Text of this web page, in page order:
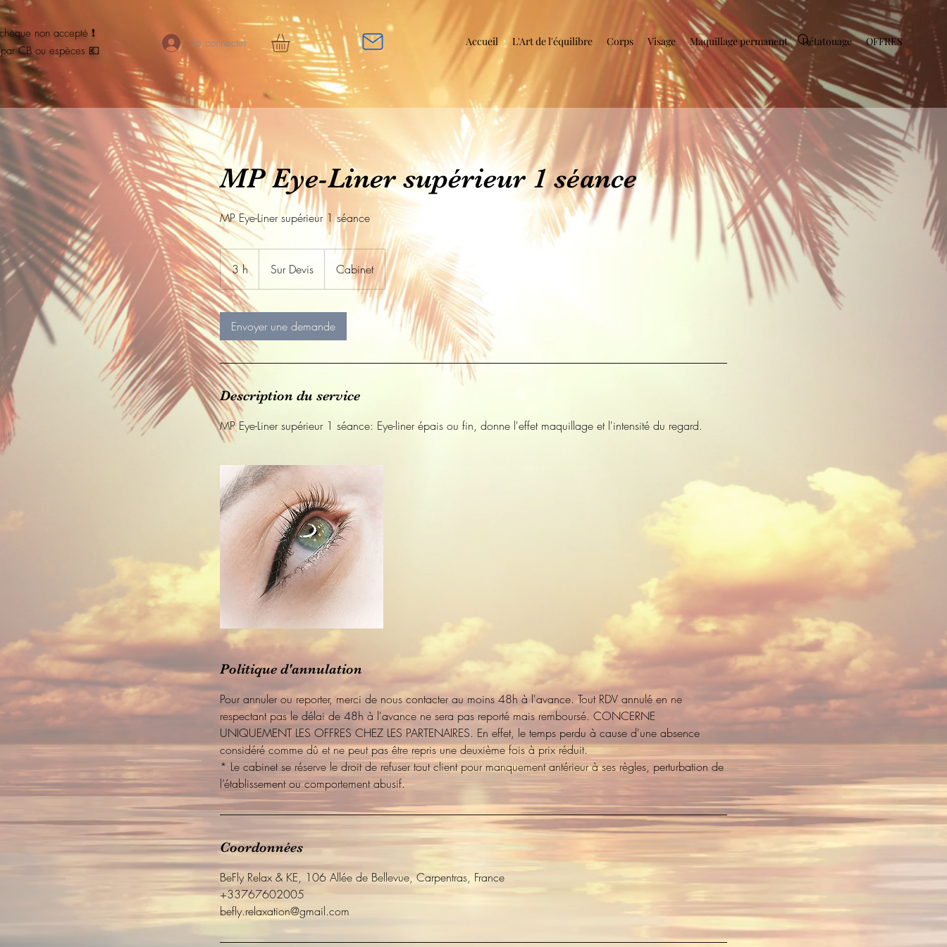
non accepté ❗️
CB ou espèces 💶
Se connecter Accueil L'Art de l'équilibre Corps Visage Maquillage permanent Détatouage OFFRES
MP Eye-Liner supérieur 1 séance
MP Eye-Liner supérieur 1 séance
3 h3
h
Sur Devis Cabinet
Envoyer une demande
Description du service
MP Eye-Liner supérieur 1 séance: Eye-liner épais ou fin, donne l'effet maquillage et l'intensité du regard.
Politique d'annulation
Pour annuler ou reporter, merci de nous contacter au moins 48h à l'avance. Tout RDV annulé en ne
respectant pas le délai de 48h à l'avance ne sera pas reporté mais remboursé. CONCERNE
UNIQUEMENT LES OFFRES CHEZ LES PARTENAIRES. En effet, le temps perdu à cause d'une absence
considéré comme dû et ne peut pas être repris une deuxième fois à prix réduit.
* Le cabinet se réserve le droit de refuser tout client pour manquement antérieur à ses règles, perturbation de
l’établissement ou comportement abusif.
Coordonnées
BeFly Relax & KE, 106 Allée de Bellevue, Carpentras, France
+33767602005
befly.relaxation@gmail.com